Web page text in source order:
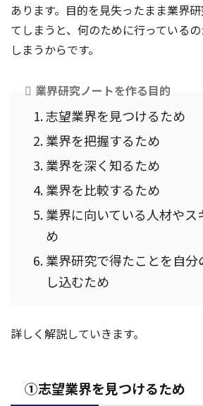
あります。目的を見失ったまま業界
てしまうと、何のために行っている
しまうからです。
業界研究ノートを作る目的
志望業界を見つけるため
業界を把握するため
業界を深く知るため
業界を比較するため
業界に向いている人材やス
め
業界研究で得たことを自分
し込むため
詳しく解説していきます。
①志望業界を見つけるため